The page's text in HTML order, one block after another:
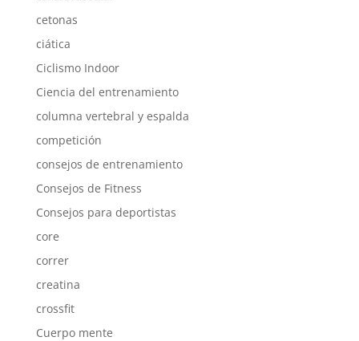
cetonas
ciática
Ciclismo Indoor
Ciencia del entrenamiento
columna vertebral y espalda
competición
consejos de entrenamiento
Consejos de Fitness
Consejos para deportistas
core
correr
creatina
crossfit
Cuerpo mente